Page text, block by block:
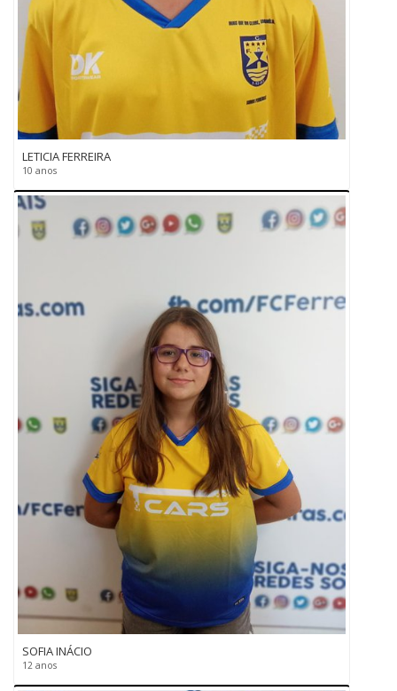
LETICIA FERREIRA
10 anos
SOFIA INÁCIO
12 anos